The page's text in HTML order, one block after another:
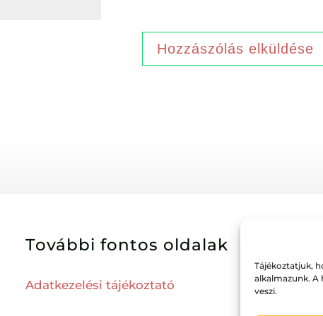
Tájékoztatjuk,
alkalmazunk. A
veszi.
További fontos oldalak
Adatkezelési tájékoztató